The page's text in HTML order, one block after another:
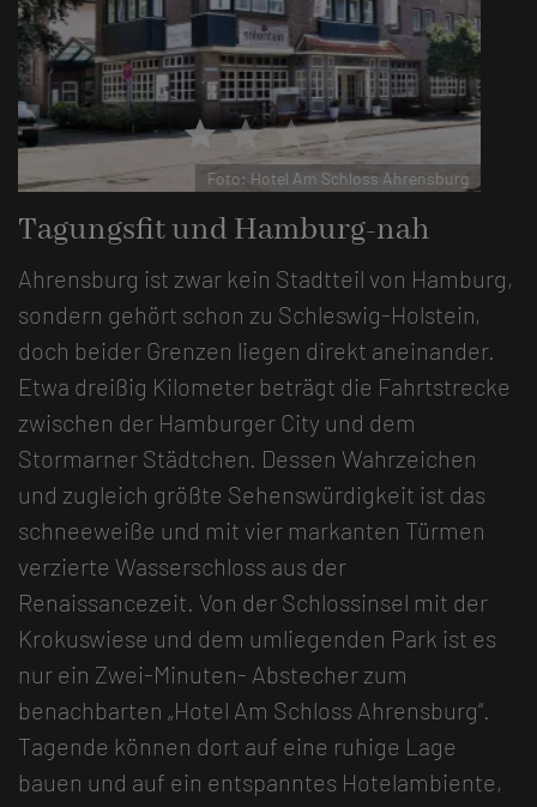
starstarstarstar
Foto: Hotel Am Schloss Ahrensburg
Tagungsfit und Hamburg-nah
Ahrensburg ist zwar kein Stadtteil von Hamburg,
sondern gehört schon zu Schleswig-Holstein,
doch beider Grenzen liegen direkt aneinander.
Etwa dreißig Kilometer beträgt die Fahrtstrecke
zwischen der Hamburger City und dem
Stormarner Städtchen. Dessen Wahrzeichen
und zugleich größte Sehenswürdigkeit ist das
schneeweiße und mit vier markanten Türmen
verzierte Wasserschloss aus der
Renaissancezeit. Von der Schlossinsel mit der
Krokuswiese und dem umliegenden Park ist es
nur ein Zwei-Minuten- Abstecher zum
benachbarten „Hotel Am Schloss Ahrensburg“.
Tagende können dort auf eine ruhige Lage
bauen und auf ein entspanntes Hotelambiente,